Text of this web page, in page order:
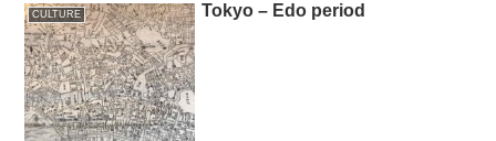
CULTURE Tokyo – Edo period